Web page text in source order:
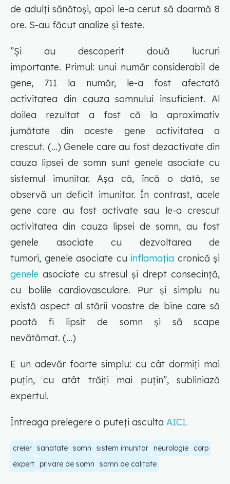
de adulți sănătoși, apoi le-a cerut să doarmă 8
ore. S-au făcut analize și teste.
”Şi au descoperit două lucruri
importante. Primul: unui număr considerabil de
gene, 711 la număr, le-a fost afectată
activitatea din cauza somnului insuficient. Al
doilea rezultat a fost că la aproximativ
jumătate din aceste gene activitatea a
crescut. (…) Genele care au fost dezactivate din
cauza lipsei de somn sunt genele asociate cu
sistemul imunitar. Aşa că, încă o dată, se
observă un deficit imunitar. În contrast, acele
gene care au fost activate sau le-a crescut
activitatea din cauza lipsei de somn, au fost
genele asociate cu dezvoltarea de
tumori, genele asociate cu inflamaţia cronică şi
genele asociate cu stresul şi drept consecinţă,
cu bolile cardiovasculare. Pur şi simplu nu
există aspect al stării voastre de bine care să
poată fi lipsit de somn şi să scape
nevătămat. (…)
E un adevăr foarte simplu: cu cât dormiţi mai
puţin, cu atât trăiţi mai puţin”,subliniază
expertul.
Întreaga prelegere o puteți asculta AICI.
creier sanatate somn sistem imunitar neurologie
corp
expert privare de somn somn de calitate